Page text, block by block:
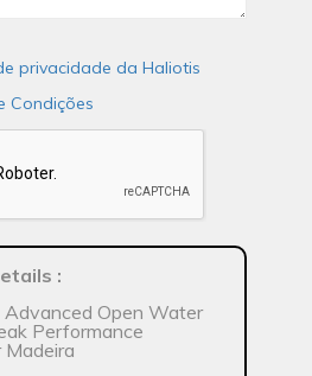
privacidade da Haliotis
Condições
:
Advanced Open Water
Performance